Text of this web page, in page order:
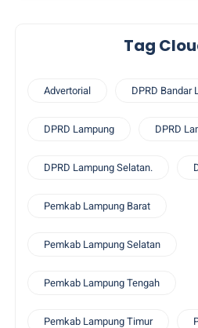
Tag
Advertorial DPRD Bandar
DPRD Lampung DPRD
DPRD Lampung Selatan.
Pemkab Lampung Barat
Pemkab Lampung Selatan
Pemkab Lampung Tengah
Pemkab Lampung Timur